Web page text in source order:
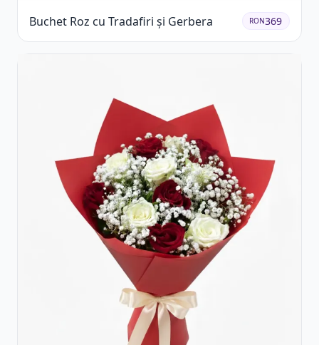
Buchet Roz cu Tradafiri și Gerbera RON369